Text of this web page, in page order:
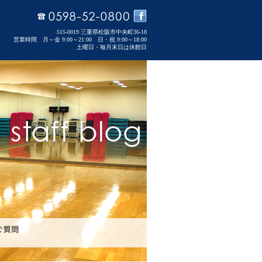
515-0019 三重県松阪市中央町36-18
営業時間 月～金 9:00～21:00 日・祝 9:00～18:00
土曜日・毎月末日は休館日